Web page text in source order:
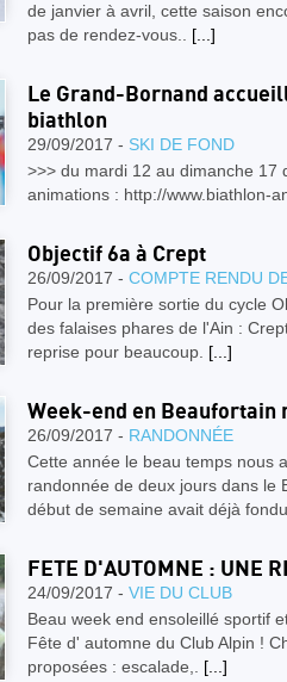
de janvier à avril, cette saison
pas de rendez-vous.. [...]
Le Grand-Bornand
biathlon
29/09/2017 - SKI DE FOND
>>> du mardi 12 au dimanche 17
animations : http://www.biathlon-
Objectif 6a à Crept
26/09/2017 - COMPTE RENDU
Pour la première sortie du cycle
des falaises phares de l'Ain :
reprise pour beaucoup. [...]
Week-end en Beaufortain
26/09/2017 - RANDONNÉE
Cette année le beau temps nous
randonnée de deux jours dans le
début de semaine avait déjà
FETE D'AUTOMNE : UNE
24/09/2017 - VIE DU CLUB
Beau week end ensoleillé sportif
Fête d' automne du Club Alpin !
proposées : escalade,. [...]